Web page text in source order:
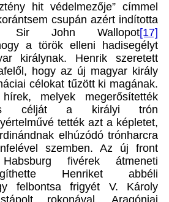
hit védelmezője” címmel
csupán azért indította
Sir John Wallopot[17]
a török elleni hadisegélyt
királynak. Henrik szeretett
hogy az új magyar király
célokat tűzött ki magának.
melyek megerősítették
célját a királyi trón
tették azt a képletet,
elhúzódó trónharcra
szemben. Az új front
fivérek átmeneti
Henriket abbéli
felbontsa frigyét V. Károly
rokonával, Aragóniai